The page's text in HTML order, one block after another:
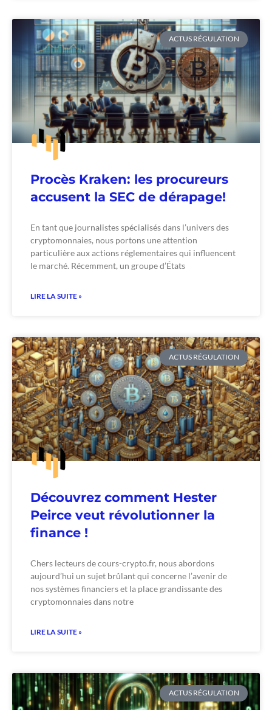
ACTUS RÉGULATION
Procès Kraken: les procureurs
accusent la SEC de dérapage!
En tant que journalistes spécialisés dans l’univers des
cryptomonnaies, nous portons une attention
particulière aux actions réglementaires qui influencent
le marché. Récemment, un groupe d’États
LIRE LA SUITE »
ACTUS RÉGULATION
Découvrez comment Hester
Peirce veut révolutionner la
finance !
Chers lecteurs de cours-crypto.fr, nous abordons
aujourd’hui un sujet brûlant qui concerne l’avenir de
nos systèmes financiers et la place grandissante des
cryptomonnaies dans notre
LIRE LA SUITE »
ACTUS RÉGULATION